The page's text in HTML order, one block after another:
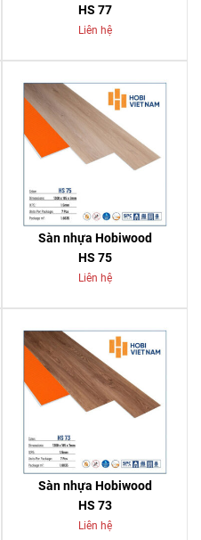
HS 77
Liên hệ
Sàn nhựa Hobiwood
HS 75
Liên hệ
Sàn nhựa Hobiwood
HS 73
Liên hệ